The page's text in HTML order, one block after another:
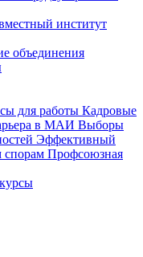
институт
объединения
для работы Кадровые
в МАИ Выборы
Эффективный
спорам Профсоюзная